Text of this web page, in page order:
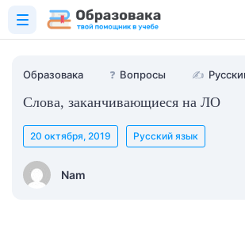
Образовака ❓ Вопросы ✍
Слова, заканчивающиеся на ЛО
Nam
20 октября, 2019 Русский язык